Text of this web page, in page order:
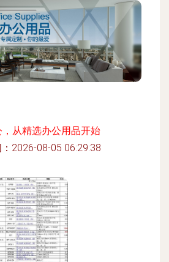
从精选办公用品开始
2026-08-05 06:29:38